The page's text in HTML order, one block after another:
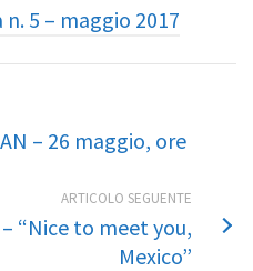
5 – maggio 2017
– 26 maggio, ore
ARTICOLO SEGUENTE
“Nice to meet you,
Mexico”